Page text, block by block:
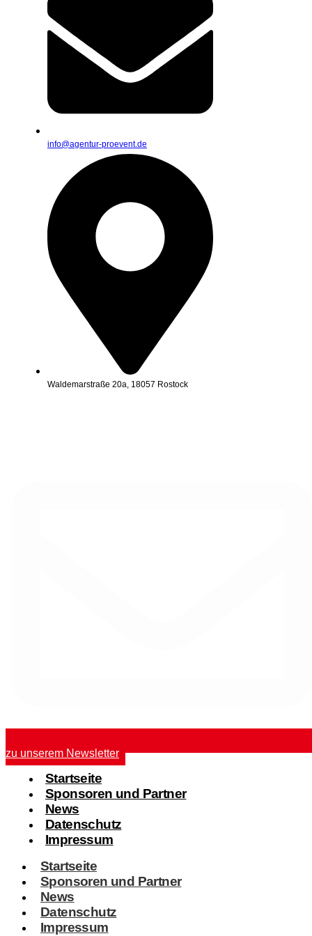
info@agentur-proevent.de
Waldemarstraße 20a, 18057 Rostock
zu unserem Newsletter
Startseite
Sponsoren und Partner
News
Datenschutz
Impressum
Startseite
Sponsoren und Partner
News
Datenschutz
Impressum